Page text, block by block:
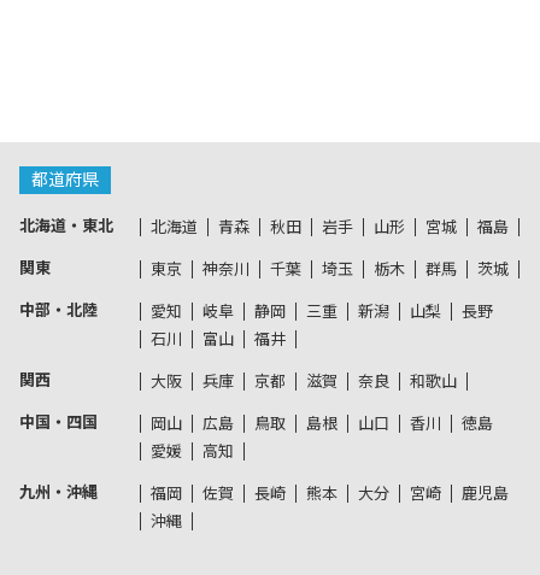
都道府県
北海道・東北 北海道 青森 秋田 岩手 山形 宮城 福島
関東 東京 神奈川 千葉 埼玉 栃木 群馬 茨城
中部・北陸 愛知 岐阜 静岡 三重 新潟 山梨
長野
石川
富山 福井
関西 大阪 兵庫 京都 滋賀 奈良 和歌山
中国・四国 岡山 広島 鳥取 島根 山口 香川
徳島
愛媛
高知
九州・沖縄 福岡 佐賀 長崎 熊本 大分 宮崎
鹿児島
沖縄